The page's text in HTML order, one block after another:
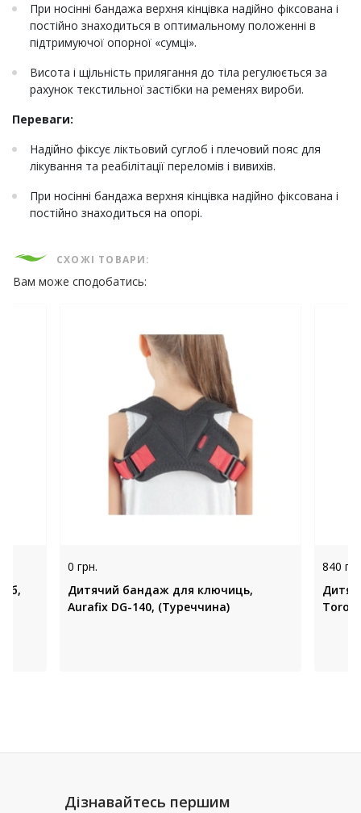
При носінні бандажа верхня кінцівка надійно фіксована і
постійно знаходиться в оптимальному положенні в
підтримуючої опорної «сумці».
Висота і щільність прилягання до тіла регулюється за
рахунок текстильної застібки на ременях вироби.
Переваги:
Надійно фіксує ліктьовий суглоб і плечовий пояс для
лікування та реабілітації переломів і вивихів.
При носінні бандажа верхня кінцівка надійно фіксована і
постійно знаходиться на опорі.
СХОЖІ ТОВАРИ:
Вам може сподобатись:
0 грн.
Дитячий бандаж для ключиць,
Aurafix DG-140, (Туреччина)
840
Дізнавайтесь першим